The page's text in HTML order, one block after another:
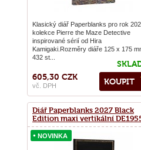
Klasický diář Paperblanks pro rok
kolekce Pierre the Maze Detective
inspirované sérií od Hira
Kamigaki.Rozměry diáře 125 x 175
432 st...
KOUPIT
605,30 CZK
vč. DPH
Diář Paperblanks 2027 Black
Edition maxi vertikální
NOVINKA
NOVINKA